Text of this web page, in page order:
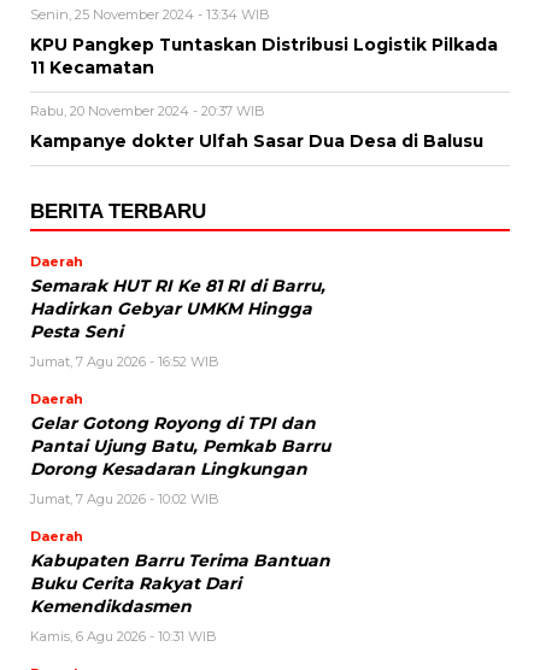
Senin, 25 November 2024 - 13:34 WIB
KPU Pangkep Tuntaskan Distribusi Logistik Pilkada
11 Kecamatan
Rabu, 20 November 2024 - 20:37 WIB
Kampanye dokter Ulfah Sasar Dua Desa di Balusu
BERITA TERBARU
Daerah
Semarak HUT RI Ke 81 RI di Barru,
Hadirkan Gebyar UMKM Hingga
Pesta Seni
Jumat, 7 Agu 2026 - 16:52 WIB
Daerah
Gelar Gotong Royong di TPI dan
Pantai Ujung Batu, Pemkab Barru
Dorong Kesadaran Lingkungan
Jumat, 7 Agu 2026 - 10:02 WIB
Daerah
Kabupaten Barru Terima Bantuan
Buku Cerita Rakyat Dari
Kemendikdasmen
Kamis, 6 Agu 2026 - 10:31 WIB